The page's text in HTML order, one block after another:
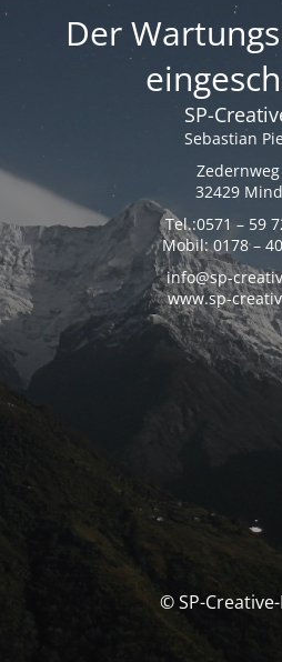
Der
SP-
Sebastian
Zedernweg
32429
Tel.:0571 – 59
Mobil: 0178 –
info@sp-
www.sp-
© SP-